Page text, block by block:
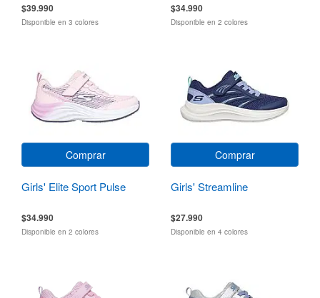
$39.990
Disponible en 3 colores
$34.990
Disponible en 2 colores
Comprar
Girls' Elite Sport Pulse
$34.990
Disponible en 2 colores
Comprar
Girls' Streamline
$27.990
Disponible en 4 colores